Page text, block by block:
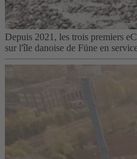
Depuis 2021, les trois premiers
sur l'île danoise de Füne en